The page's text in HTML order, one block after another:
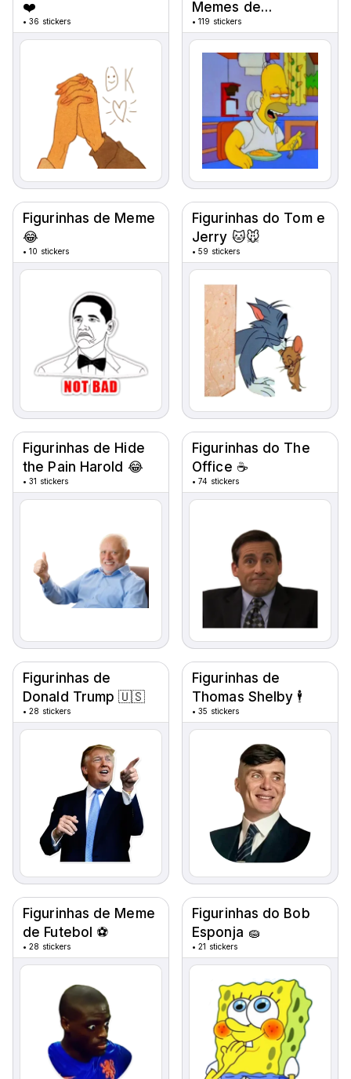
❤️
•36 stickers
Memes de
Desenhos Animados
😂
•119 stickers
Figurinhas de Meme
😂
•10 stickers
Figurinhas do Tom e
Jerry 🐱🐭
•59 stickers
Figurinhas de Hide
the Pain Harold 😂
•31 stickers
Figurinhas do The
Office ☕
•74 stickers
Figurinhas de
Donald Trump 🇺🇸
•28 stickers
Figurinhas de
Thomas Shelby 🕴️
•35 stickers
Figurinhas de Meme
de Futebol ⚽
•28 stickers
Figurinhas do Bob
Esponja 🧽
•21 stickers